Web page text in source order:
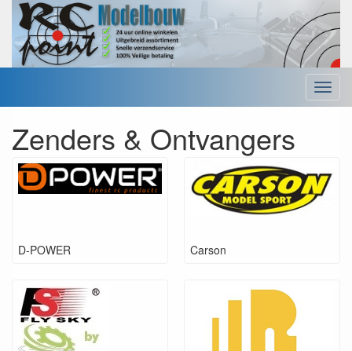
Menu
Zenders & Ontvangers
D-POWER Carson